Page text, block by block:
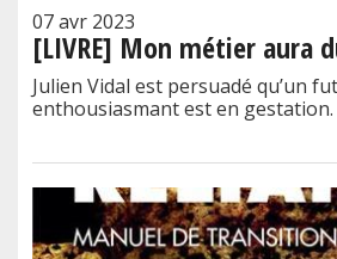
07 avr 2023
[LIVRE] Mon métier aura
Julien Vidal est persuadé qu’un
enthousiasmant est en gestation.